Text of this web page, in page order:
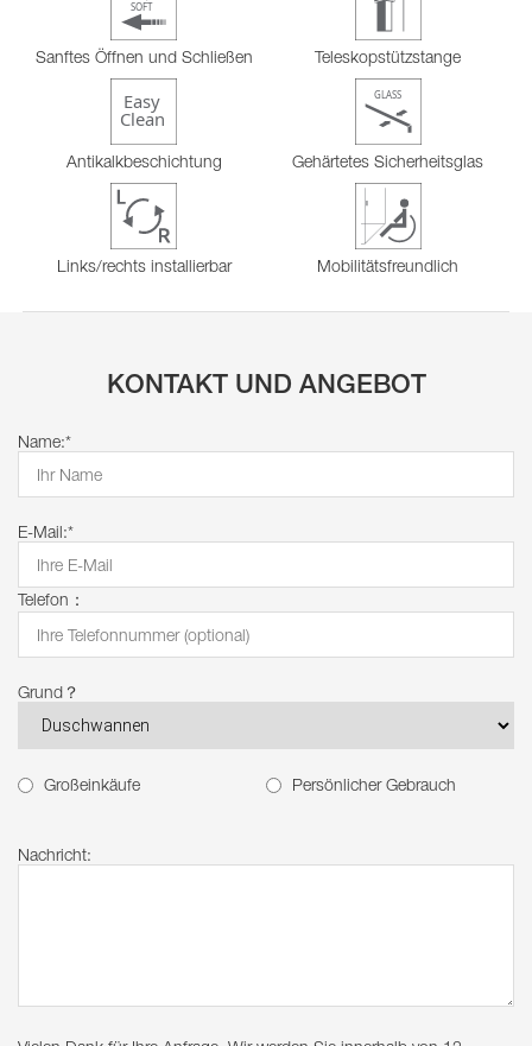
Sanftes Öffnen und Schließen Teleskopstützstange
Antikalkbeschichtung Gehärtetes Sicherheitsglas
Links/rechts installierbar Mobilitätsfreundlich
KONTAKT UND ANGEBOT
Name:*
E-Mail:*
Telefon：
Grund？
Großeinkäufe Persönlicher Gebrauch
Nachricht: